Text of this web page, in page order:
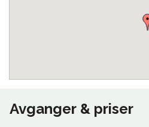
Avganger & priser